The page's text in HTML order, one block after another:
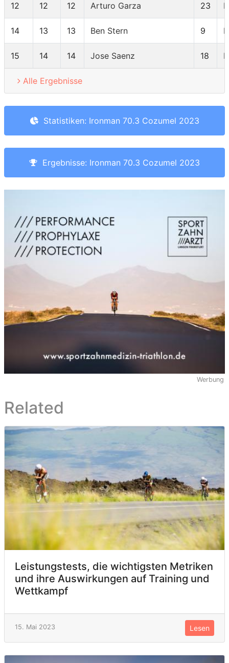
12 12 12 Arturo Garza 23
14 13 13 Ben Stern 9
15 14 14 Jose Saenz 18
Alle Ergebnisse
Statistiken: Ironman 70.3 Cozumel 2023
Ergebnisse: Ironman 70.3 Cozumel 2023
Werbung
Related
Leistungstests, die wichtigsten Metriken
und ihre Auswirkungen auf Training und
Wettkampf
15. Mai 2023 Lesen